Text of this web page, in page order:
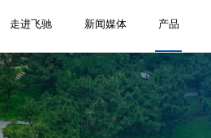
走进飞驰 新闻媒体 产品